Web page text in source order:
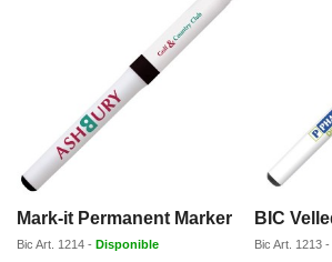
Mark-it Permanent Marker
Bic Art. 1214 - Disponible Bic Art. 1213 -